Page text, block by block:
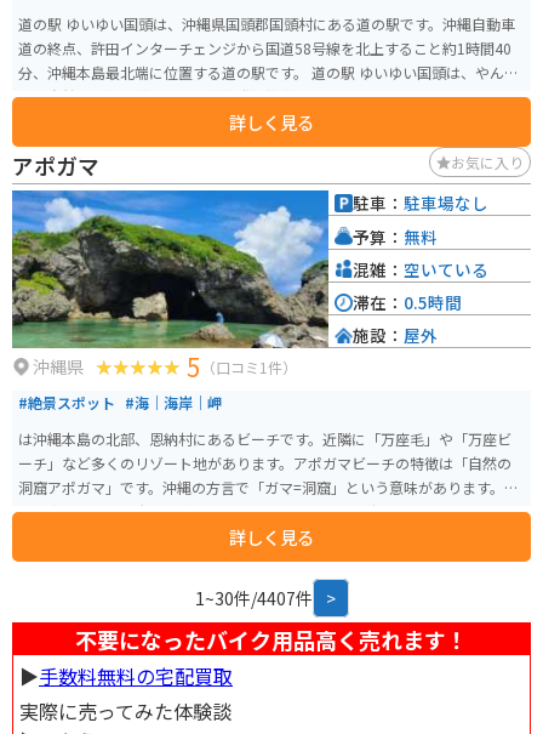
道の駅 ゆいゆい国頭は、沖縄県国頭郡国頭村にある道の駅です。沖縄自動車
道の終点、許田インターチェンジから国道58号線を北上すること約1時間40
分、沖縄本島最北端に位置する道の駅です。 道の駅 ゆいゆい国頭は、やんば
るの自然と文化に触れられる情報発信拠点として、地元の特産品販売やレス
トラン、観光案内所などを併設しています。 特産品販売では、地元でとれた
新鮮な野菜や果物、海産物の加工品などが販売されています。レストランで
は、沖縄そばやチャンプルーなどの沖縄料理はもちろん、地元の食材を使っ
た創作料理も楽しめます。 また、道の駅 ゆいゆい国頭は、バイクツーリング
の休憩場所としても人気があります。駐車場も広く、トイレも完備されてい
るので、安心して休憩することができます。 周辺には、沖縄海岸国定公園の
美しい海や山々が広がっており、観光スポットもたくさんあります。沖縄美
ら海水族館や古宇利島など、人気観光スポットへのアクセスも良好です。
詳しく見る
アポガマ お気に入り
沖縄県 5 （口コミ1件）
#絶景スポット #海｜海岸｜岬
は沖縄本島の北部、恩納村にあるビーチです。近隣に「万座毛」や「万座ビ
ーチ」など多くのリゾート地があります。アポガマビーチの特徴は「自然の
洞窟アポガマ」です。沖縄の方言で「ガマ=洞窟」という意味があります。海
岸の真ん中には巨大な洞窟がありその洞窟の中から外海も一望できます。ま
た、ダイビングやシュノーケリングの人気スポットでもあり、夕方にはキレ
イな夕日も拝めます。
詳しく見る
駐車： 駐車場なし
予算： 無料
混雑： 空いている
滞在： 0.5時間
施設： 屋外
1~30件/4407件 >
不要になったバイク用品高く売れます！
▶︎手数料無料の宅配買取
実際に売ってみた体験談